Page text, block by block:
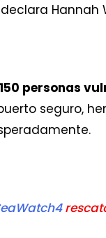
Hannah
150 personas
seguro,